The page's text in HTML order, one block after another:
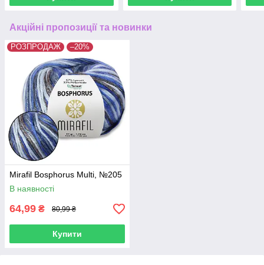
Акційні пропозиції та новинки
РОЗПРОДАЖ –20%
Mirafil Bosphorus Multi, №205
В наявності
64,99 ₴ 80,99 ₴
Купити